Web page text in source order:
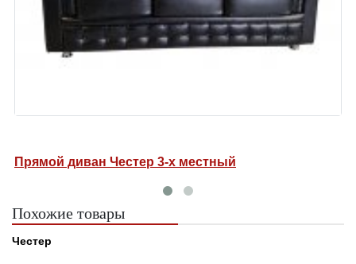
Прямой диван Честер 3-х местный
Похожие товары
Честер